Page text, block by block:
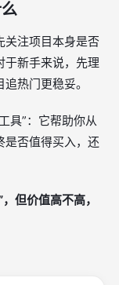
关注项目本身是否
于新手来说，先理
热门更稳妥。
具”：它帮助你从
是否值得买入，还
但价值高不高，